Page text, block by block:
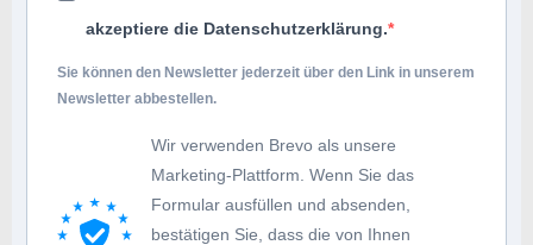
akzeptiere die Datenschutzerklärung.
Sie können den Newsletter jederzeit über den Link in unserem
Newsletter abbestellen.
Wir verwenden Brevo als unsere
Marketing-Plattform. Wenn Sie das
Formular ausfüllen und absenden,
bestätigen Sie, dass die von Ihnen